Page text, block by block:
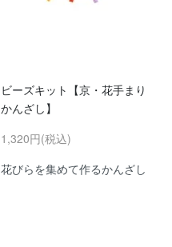
ビーズキット【京・花手まり
かんざし】
1,320円(税込)
花びらを集めて作るかんざし